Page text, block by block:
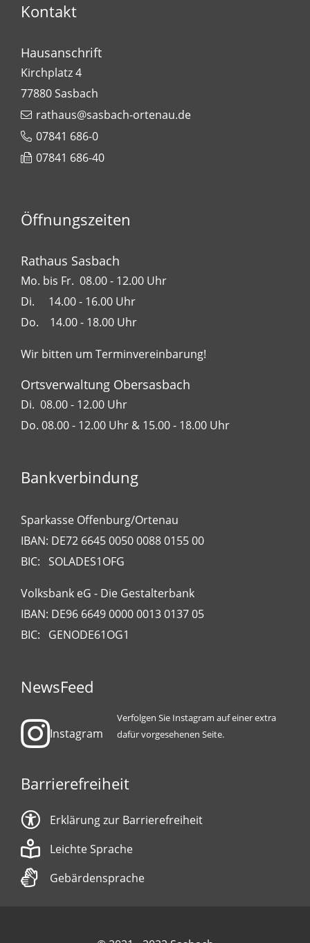
Kontakt
Hausanschrift
Kirchplatz 4
77880Sasbach
rathaus@sasbach-ortenau.de
07841 686-0
07841 686-40
Öffnungszeiten
Rathaus Sasbach
Mo. bis Fr. 08.00 - 12.00 Uhr
Di. 14.00 - 16.00 Uhr
Do. 14.00 - 18.00 Uhr
Wir bitten um Terminvereinbarung!
Ortsverwaltung Obersasbach
Di. 08.00 - 12.00 Uhr
Do. 08.00 - 12.00 Uhr & 15.00 - 18.00 Uhr
Bankverbindung
Sparkasse Offenburg/Ortenau
IBAN: DE72 6645 0050 0088 0155 00
BIC: SOLADES1OFG
Volksbank eG - Die Gestalterbank
IBAN: DE96 6649 0000 0013 0137 05
BIC: GENODE61OG1
NewsFeed
Instagram
Verfolgen Sie Instagram auf einer extra
dafür vorgesehenen Seite.
Barrierefreiheit
Erklärung zur Barrierefreiheit
Leichte Sprache
Gebärdensprache